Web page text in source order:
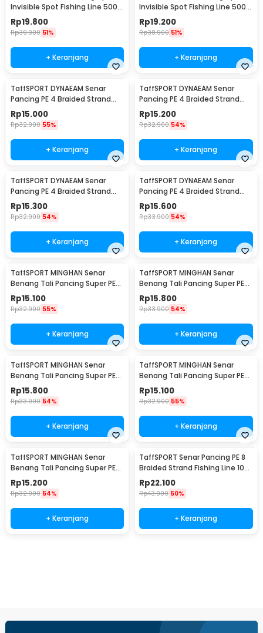
Invisible Spot Fishing Line 500M
4.0 - MR-500M
Rp19.800
Rp39.900 51%
+ Keranjang
Invisible Spot Fishing Line 500M
6.0 - MR-500M
Rp19.200
Rp38.900 51%
+ Keranjang
TaffSPORT DYNAEAM Senar
Pancing PE 4 Braided Strand
Fishing Line 100M 0.6 - FM10
Rp15.000
Rp32.900 55%
+ Keranjang
TaffSPORT DYNAEAM Senar
Pancing PE 4 Braided Strand
Fishing Line 100M 0.4 - FM10
Rp15.200
Rp32.900 54%
+ Keranjang
TaffSPORT DYNAEAM Senar
Pancing PE 4 Braided Strand
Fishing Line 100M 0.8 - FM10
Rp15.300
Rp32.900 54%
+ Keranjang
TaffSPORT DYNAEAM Senar
Pancing PE 4 Braided Strand
Fishing Line 100M 1.0 - FM10
Rp15.600
Rp33.900 54%
+ Keranjang
TaffSPORT MINGHAN Senar
Benang Tali Pancing Super PE
Braided Line 100M 0.4 - X4
Rp15.100
Rp32.900 55%
+ Keranjang
TaffSPORT MINGHAN Senar
Benang Tali Pancing Super PE
Braided Line 100M 0.8 - X4
Rp15.800
Rp33.900 54%
+ Keranjang
TaffSPORT MINGHAN Senar
Benang Tali Pancing Super PE
Braided Line 100M 1.0 - X4
Rp15.800
Rp33.900 54%
+ Keranjang
TaffSPORT MINGHAN Senar
Benang Tali Pancing Super PE
Braided Line 100M 2.0 - X4
Rp15.100
Rp32.900 55%
+ Keranjang
TaffSPORT MINGHAN Senar
Benang Tali Pancing Super PE
Braided Line 100M 3.0 - X4
Rp15.200
Rp32.900 54%
+ Keranjang
TaffSPORT Senar Pancing PE 8
Braided Strand Fishing Line 100
M 0.4 - X8
Rp22.100
Rp43.900 50%
+ Keranjang